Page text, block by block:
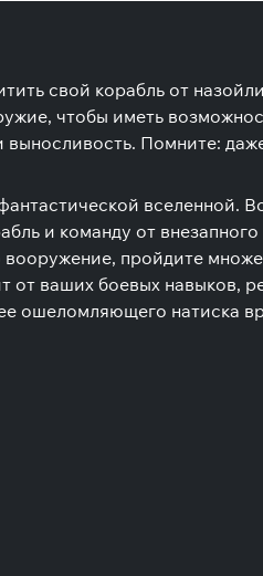
свой корабль от
чтобы иметь
Помните:
вселенной.
и команду от
пройдите
от ваших боевых навыков,
ошеломляющего натиска